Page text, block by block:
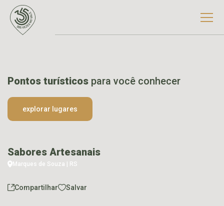
Pontos turísticos para você conhecer
explorar lugares
Sabores Artesanais
Marques de Souza | RS
Compartilhar Salvar